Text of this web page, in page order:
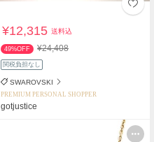
¥12,315送料込
49%OFF ¥24,408
関税負担なし
SWAROVSKI
PREMIUM PERSONAL SHOPPER
gotjustice